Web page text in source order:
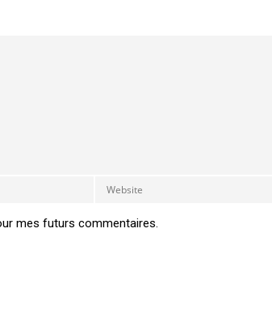
mes futurs commentaires.